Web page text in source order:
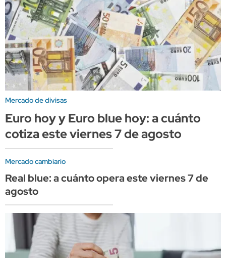
Mercado de divisas
Euro hoy y Euro blue hoy: a cuánto
cotiza este viernes 7 de agosto
Mercado cambiario
Real blue: a cuánto opera este viernes 7 de
agosto